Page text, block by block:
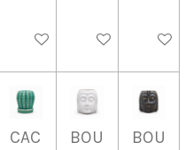
panier
Ajouter au panierAjouter au panier
Ajouter
CAC
BOU
BOU